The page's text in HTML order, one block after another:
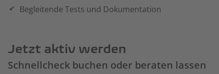
Begleitende Tests und Dokumentation
Jetzt aktiv werden
Schnellcheck buchen oder beraten lassen